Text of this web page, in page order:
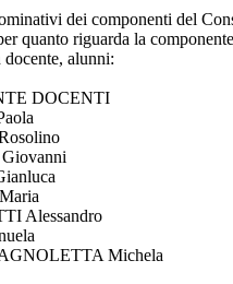
dei componenti del
quanto riguarda la
docente, alunni:
DOCENTI
Alessandro
Michela